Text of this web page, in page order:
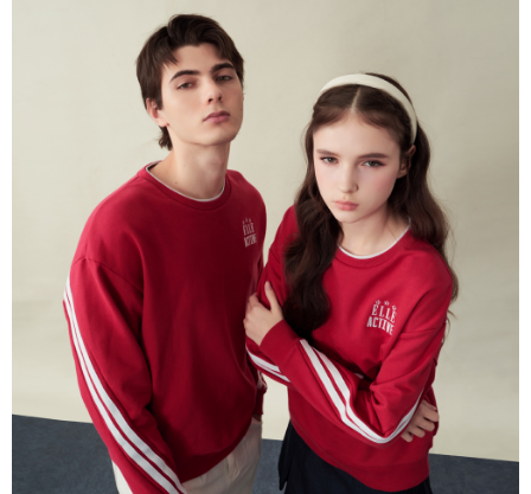
每筆NT$60，滿NT$1,500(含以上)免運費
付款後7-11取貨
每筆NT$60，滿NT$1,500(含以上)免運費
每筆NT$90，滿NT$1,500(含以上)免運費
宅配(離島)
每筆NT$225，滿NT$1,500(含以上)免運費